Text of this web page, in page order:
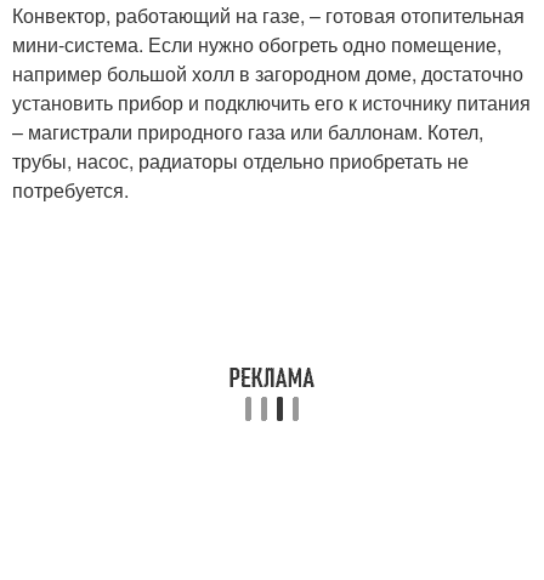
Конвектор, работающий на газе, – готовая отопительная
мини-система. Если нужно обогреть одно помещение,
например большой холл в загородном доме, достаточно
установить прибор и подключить его к источнику питания
– магистрали природного газа или баллонам. Котел,
трубы, насос, радиаторы отдельно приобретать не
потребуется.